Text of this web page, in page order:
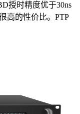
授时精度优于30ns
高的性价比。PTP